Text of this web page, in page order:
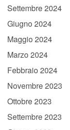
Settembre 2024
Giugno 2024
Maggio 2024
Marzo 2024
Febbraio 2024
Novembre 2023
Ottobre 2023
Settembre 2023